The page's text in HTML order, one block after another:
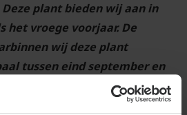
plant bieden wij aan in
het vroege voorjaar. De
wij deze plant
tussen eind september en
in het voorjaar tussen de